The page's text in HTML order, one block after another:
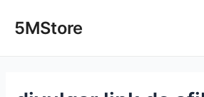
para5MStore
navigation